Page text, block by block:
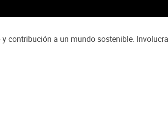
contribución a un mundo sostenible.